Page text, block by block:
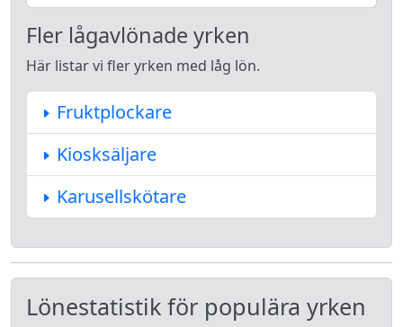
Fler lågavlönade yrken
Här listar vi fler yrken med låg lön.
Fruktplockare
Kiosksäljare
Karusellskötare
Lönestatistik för populära yrken